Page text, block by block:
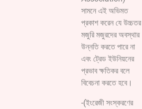
সামনে এই অভিমত
প্রকাশ করেন যে উচ্চতর
মজুরি মজুরদের অবস্থার
উন্নতি করতে পারে না
এবং ট্রেড ইউনিয়নের
প্রভাব ক্ষতিকর বলে
বিবেচনা করতে হবে।
-(ইংরেজী সংস্করণের